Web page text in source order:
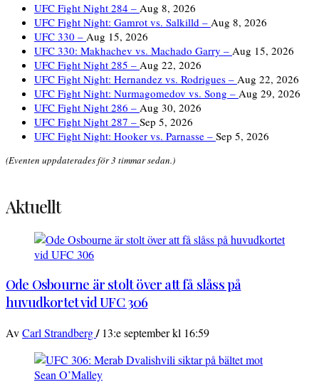
UFC Fight Night 284 – Aug 8, 2026
UFC Fight Night: Gamrot vs. Salkilld – Aug 8, 2026
UFC 330 – Aug 15, 2026
UFC 330: Makhachev vs. Machado Garry – Aug 15, 2026
UFC Fight Night 285 – Aug 22, 2026
UFC Fight Night: Hernandez vs. Rodrigues – Aug 22, 2026
UFC Fight Night: Nurmagomedov vs. Song – Aug 29, 2026
UFC Fight Night 286 – Aug 30, 2026
UFC Fight Night 287 – Sep 5, 2026
UFC Fight Night: Hooker vs. Parnasse – Sep 5, 2026
(Eventen uppdaterades för 3 timmar sedan.)
Aktuellt
Ode Osbourne är stolt över att få slåss på
huvudkortet vid UFC 306
AvCarl Strandberg/ 13:e september kl 16:59